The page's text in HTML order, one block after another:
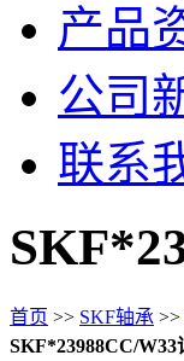
产品
公司
联系
首页 >> SKF轴承 >>
SKF*23988CC/W33